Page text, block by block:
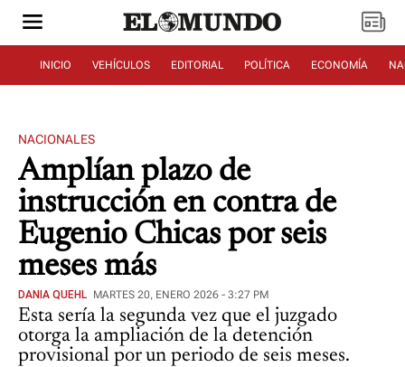
INICIO VEHÍCULOS EDITORIAL POLÍTICA ECONOMÍA
NACIONALES
Amplían plazo de
instrucción en contra de
Eugenio Chicas por seis
meses más
DANIA QUEHL MARTES 20, ENERO 2026 - 3:27 PM
Esta sería la segunda vez que el juzgado
otorga la ampliación de la detención
provisional por un periodo de seis meses.